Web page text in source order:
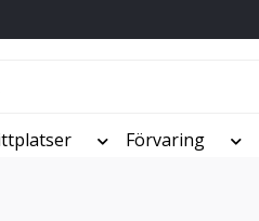
Förvaring